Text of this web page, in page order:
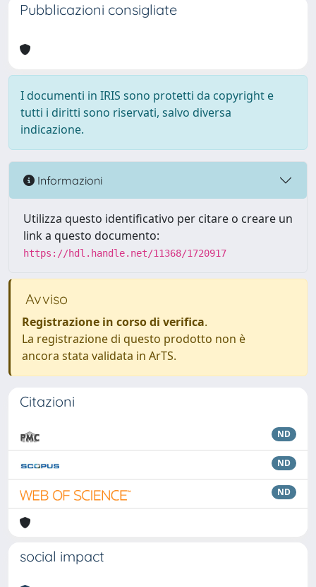
Pubblicazioni consigliate
I documenti in IRIS sono protetti da copyright e
tutti i diritti sono riservati, salvo diversa
indicazione.
Informazioni
Utilizza questo identificativo per citare o creare un
link a questo documento:
https://hdl.handle.net/11368/1720917
Avviso
Registrazione in corso di verifica.
La registrazione di questo prodotto non è
ancora stata validata in ArTS.
Citazioni
ND
ND
ND
social impact